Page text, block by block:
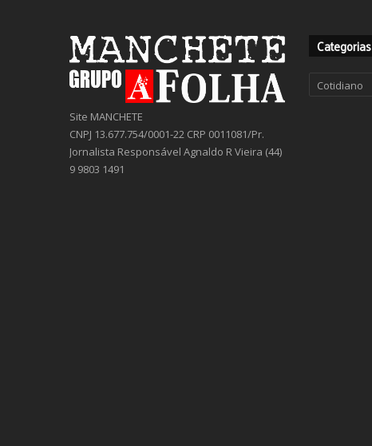
Site MANCHETE
CNPJ 13.677.754/0001-22 CRP 0011081/Pr.
Jornalista Responsável Agnaldo R Vieira (44)
9 9803 1491
Categorias
Categorias